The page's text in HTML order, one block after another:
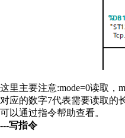
这里主要注意:mode=0读取，
对应的数字7代表需要读取的
可以通过指令帮助查看。
---写指令